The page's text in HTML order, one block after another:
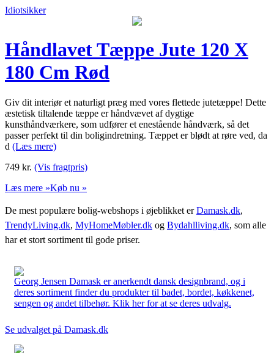
Idiotsikker
Håndlavet Tæppe Jute 120 X
180 Cm Rød
Giv dit interiør et naturligt præg med vores flettede jutetæppe! Dette
æstetisk tiltalende tæppe er håndvævet af dygtige
kunsthåndværkere, som udfører et enestående håndværk, så det
passer perfekt til din boligindretning. Tæppet er blødt at røre ved, da
d (Læs mere)
749 kr. (Vis fragtpris)
Læs mere »Køb nu »
De mest populære bolig-webshops i øjeblikket erDamask.dk,
TrendyLiving.dk, MyHomeMøbler.dk og Bydahlliving.dk, som alle
har et stort sortiment til gode priser.
Georg Jensen Damask er anerkendt dansk designbrand, og i
deres sortiment finder du produkter til badet, bordet, køkkenet,
sengen og andet tilbehør. Klik her for at se deres udvalg.
Se udvalget på Damask.dk